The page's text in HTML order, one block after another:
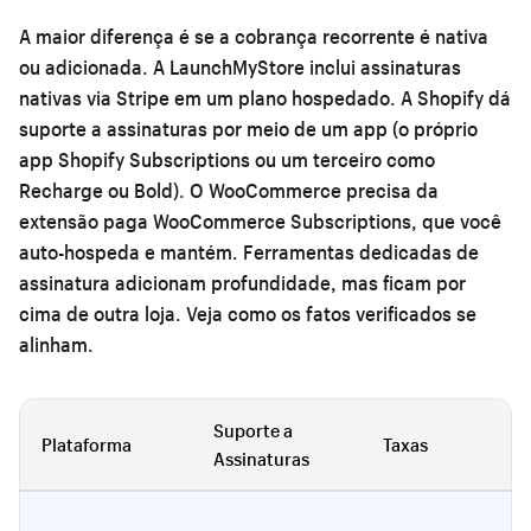
A maior diferença é se a cobrança recorrente é nativa
ou adicionada. A LaunchMyStore inclui assinaturas
nativas via Stripe em um plano hospedado. A Shopify dá
suporte a assinaturas por meio de um app (o próprio
app Shopify Subscriptions ou um terceiro como
Recharge ou Bold). O WooCommerce precisa da
extensão paga WooCommerce Subscriptions, que você
auto-hospeda e mantém. Ferramentas dedicadas de
assinatura adicionam profundidade, mas ficam por
cima de outra loja. Veja como os fatos verificados se
alinham.
Plataforma
Suporte a
Assinaturas
Taxas